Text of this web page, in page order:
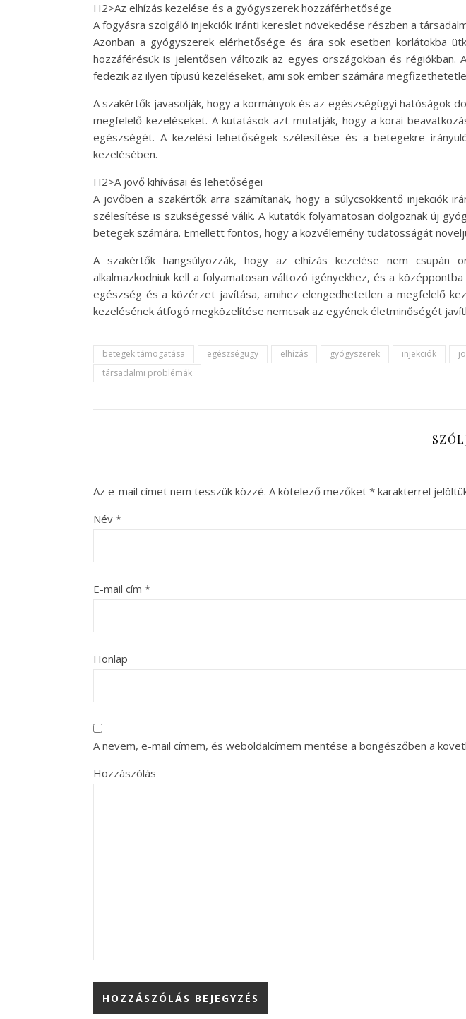
H2>Az elhízás kezelése és a gyógyszerek hozzáférhetősége
A fogyásra szolgáló injekciók iránti kereslet növekedése részben a
Azonban a gyógyszerek elérhetősége és ára sok esetben korlátokba
hozzáférésük is jelentősen változik az egyes országokban és régiókban.
fedezik az ilyen típusú kezeléseket, ami sok ember számára
A szakértők javasolják, hogy a kormányok és az egészségügyi hatóságok
megfelelő kezeléseket. A kutatások azt mutatják, hogy a korai
egészségét. A kezelési lehetőségek szélesítése és a betegekre
kezelésében.
H2>A jövő kihívásai és lehetőségei
A jövőben a szakértők arra számítanak, hogy a súlycsökkentő injekciók
szélesítése is szükségessé válik. A kutatók folyamatosan dolgoznak új
betegek számára. Emellett fontos, hogy a közvélemény tudatosságát
A szakértők hangsúlyozzák, hogy az elhízás kezelése nem csupán
alkalmazkodniuk kell a folyamatosan változó igényekhez, és a
egészség és a közérzet javítása, amihez elengedhetetlen a megfelelő
kezelésének átfogó megközelítése nemcsak az egyének életminőségét
betegek támogatása egészségügy elhízás gyógyszerek injekciók
társadalmi problémák
Az e-mail címet nem tesszük közzé. A kötelező mezőket * karakterrel
Név *
E-mail cím *
Honlap
A nevem, e-mail címem, és weboldalcímem mentése a böngészőben a
Hozzászólás